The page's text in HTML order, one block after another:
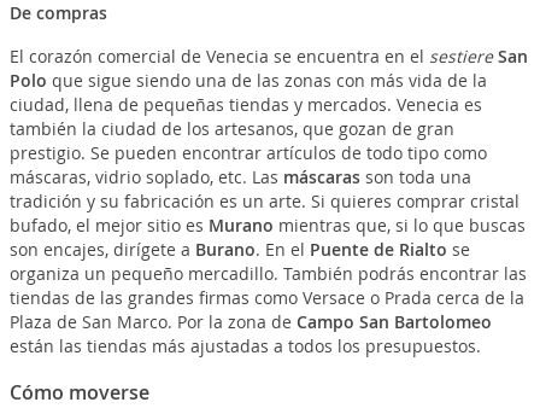
De compras
El corazón comercial de Venecia se encuentra en el sestiere San
Polo que sigue siendo una de las zonas con más vida de la
ciudad, llena de pequeñas tiendas y mercados. Venecia es
también la ciudad de los artesanos, que gozan de gran
prestigio. Se pueden encontrar artículos de todo tipo como
máscaras, vidrio soplado, etc. Las máscarasson toda una
tradición y su fabricación es un arte. Si quieres comprar cristal
bufado, el mejor sitio es Murano mientras que, si lo que buscas
son encajes, dirígete a Burano. En el Puente de Rialto se
organiza un pequeño mercadillo. También podrás encontrar las
tiendas de las grandes firmas como Versace o Prada cerca de la
Plaza de San Marco. Por la zona de Campo San Bartolomeo
están las tiendas más ajustadas a todos los presupuestos.
Cómo moverse